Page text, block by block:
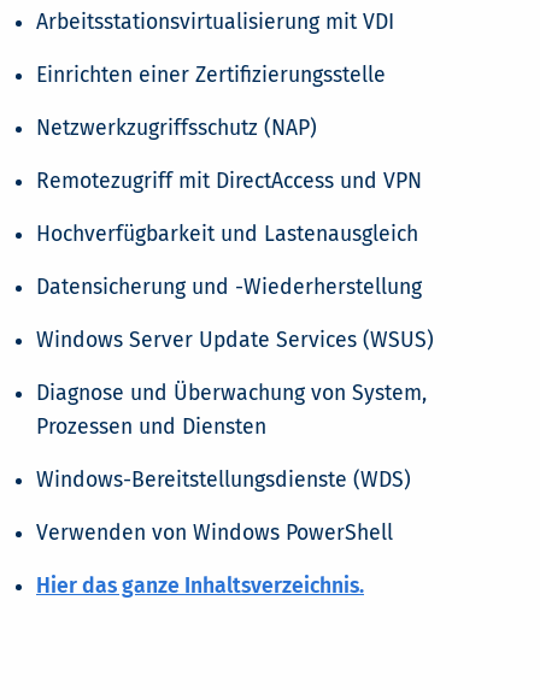
Arbeitsstationsvirtualisierung mit VDI
Einrichten einer Zertifizierungsstelle
Netzwerkzugriffsschutz (NAP)
Remotezugriff mit DirectAccess und VPN
Hochverfügbarkeit und Lastenausgleich
Datensicherung und -Wiederherstellung
Windows Server Update Services (WSUS)
Diagnose und Überwachung von System,
Prozessen und Diensten
Windows-Bereitstellungsdienste (WDS)
Verwenden von Windows PowerShell
Hier das ganze Inhaltsverzeichnis.